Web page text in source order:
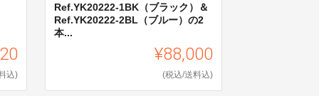
込)
Ref.YK20222-1BK（ブラック）＆
Ref.YK20222-2BL（ブルー）の2
本...
¥88,000
(税込/送料込)